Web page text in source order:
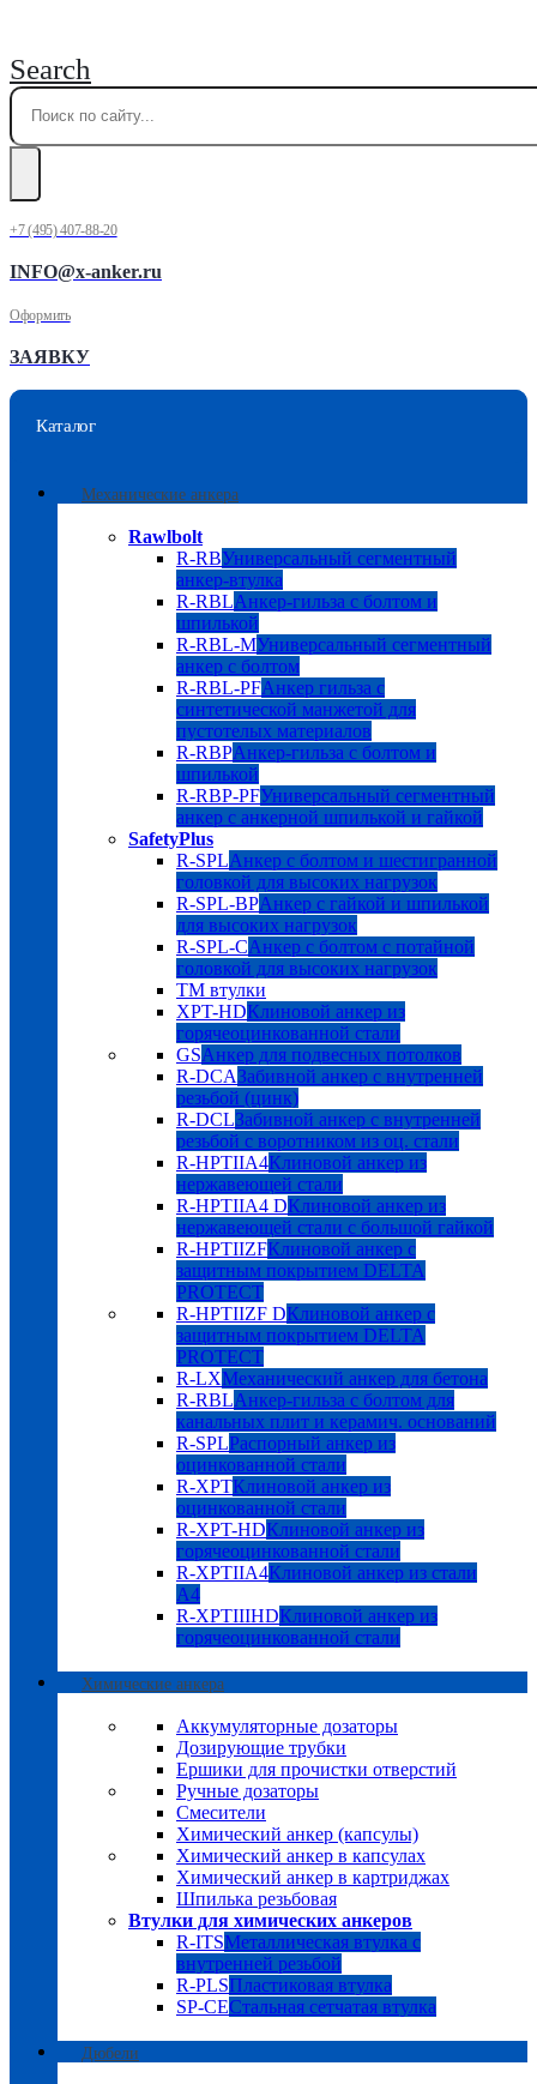
Search
+7 (495) 407-88-20
INFO@x-anker.ru
Оформить
ЗАЯВКУ
Каталог
Механические анкера
Rawlbolt
R-RBУниверсальный сегментный
анкер-втулка
R-RBLАнкер-гильза с болтом и
шпилькой
R-RBL-MУниверсальный сегментный
анкер с болтом
R-RBL-PFАнкер гильза с
синтетической манжетой для
пустотелых материалов
R-RBPАнкер-гильза с болтом и
шпилькой
R-RBP-PFУниверсальный сегментный
анкер с анкерной шпилькой и гайкой
SafetyPlus
R-SPLАнкер с болтом и шестигранной
головкой для высоких нагрузок
R-SPL-BPАнкер с гайкой и шпилькой
для высоких нагрузок
R-SPL-CАнкер с болтом с потайной
головкой для высоких нагрузок
TM втулки
XPT-HDКлиновой анкер из
горячеоцинкованной стали
GSАнкер для подвесных потолков
R-DCAЗабивной анкер с внутренней
резьбой (цинк)
R-DCLЗабивной анкер с внутренней
резьбой с воротником из оц. стали
R-HPTIIA4Клиновой анкер из
нержавеющей стали
R-HPTIIA4 DКлиновой анкер из
нержавеющей стали с большой гайкой
R-HPTIIZFКлиновой анкер с
защитным покрытием DELTA
PROTECT
R-HPTIIZF DКлиновой анкер с
защитным покрытием DELTA
PROTECT
R-LXМеханический анкер для бетона
R-RBLАнкер-гильза с болтом для
канальных плит и керамич. оснований
R-SPLРаспорный анкер из
оцинкованной стали
R-XPTКлиновой анкер из
оцинкованной стали
R-XPT-HDКлиновой анкер из
горячеоцинкованной стали
R-XPTIIA4Клиновой анкер из стали
А4
R-XPTIIIHDКлиновой анкер из
горячеоцинкованной стали
Химические анкера
Аккумуляторные дозаторы
Дозирующие трубки
Ершики для прочистки отверстий
Ручные дозаторы
Смесители
Химический анкер (капсулы)
Химический анкер в капсулах
Химический анкер в картриджах
Шпилька резьбовая
Втулки для химических анкеров
R-ITSМеталлическая втулка с
внутренней резьбой
R-PLSПластиковая втулка
SP-CEСтальная сетчатая втулка
Дюбели